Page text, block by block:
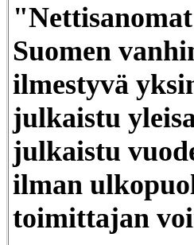
Suomen
ilmestyvä
julkaistu
julkaistu
ilman
toimittajan